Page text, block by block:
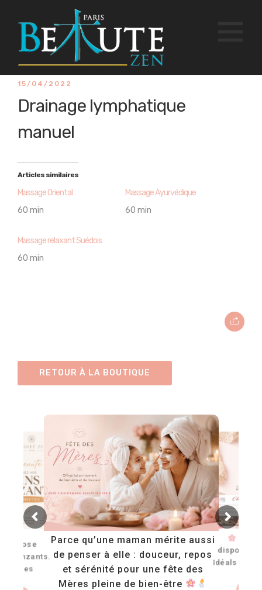
15/04/2022
Drainage lymphatique
manuel
Articles similaires
Massage Oriental
60 min
Massage Ayurvédique
60 min
Massage relaxant Suédois
60 min
RETOUR À LA BOUTIQUE
Parce qu’une maman mérite aussi
de penser à elle : douceur, repos
et sérénité pour une fête des
Mères pleine de bien-être
Idéals pour
propose
bronzants.
les